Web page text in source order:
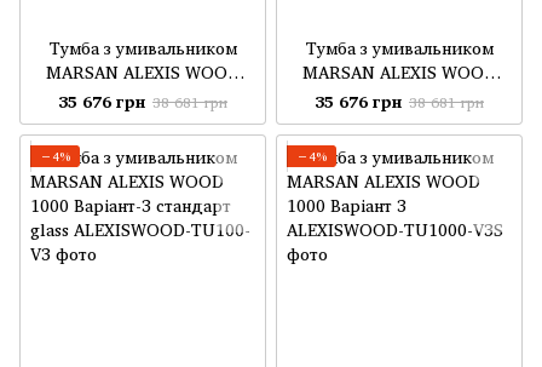
Тумба з умивальником
MARSAN ALEXIS WOOD
1200 Варіант-3 стандарт
glass
35 676 грн 38 681 грн
Тумба з умивальником
MARSAN ALEXIS WOOD
1200 Варіант 3
35 676 грн 38 681 грн
−4% −4%